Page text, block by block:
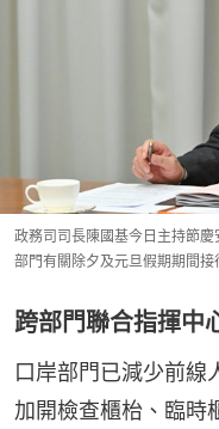
政務司司長陳國基今日主持節
部門有關除夕及元旦假期期間接
跨部門聯合指揮中
口岸部門已減少前線
加開檢查櫃枱、臨時